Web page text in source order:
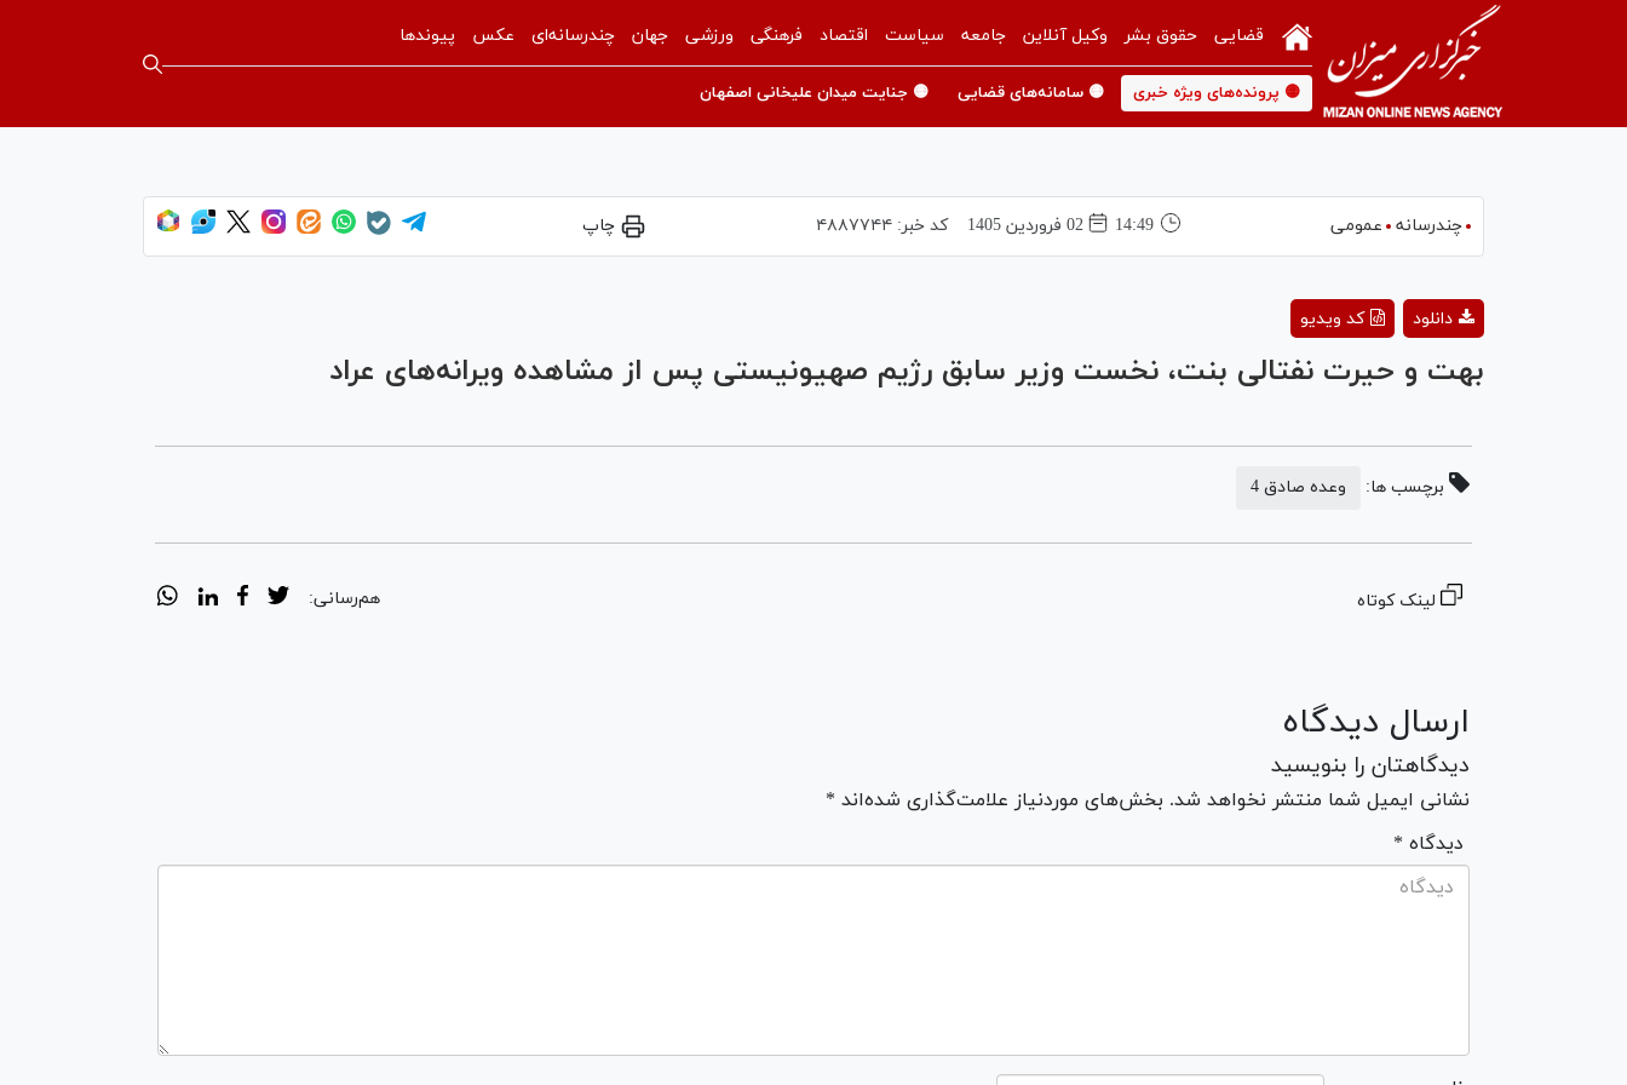
قضایی حقوق بشر وکیل آنلاین جامعه سیاست اقتصاد فرهنگی ورزشی جهان چندرسانه‌ای عکس پیوندها
🟡 پرونده‌های ویژه خبری 🟡 سامانه‌های قضایی 🟡 جنایت میدان علیخانی اصفهان
چندرسانه عمومی 14:49 02 فروردين 1405 کد خبر: ۴۸۸۷۷۴۴ چاپ
Video
کد ویدیو دانلود
بهت و حیرت نفتالی بنت، نخست وزیر سابق رژیم صهیونیستی پس از مشاهده ویرانه‌های عراد
برچسب ها: وعده صادق 4
لینک کوتاه هم‌رسانی:
ارسال دیدگاه
دیدگاهتان را بنویسید
نشانی ایمیل شما منتشر نخواهد شد. بخش‌های موردنیاز علامت‌گذاری شده‌اند *
* دیدگاه